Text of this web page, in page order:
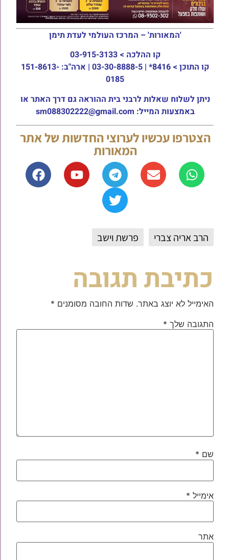
'המאורות' – המרכז העולמי לעדת תימן
קו ההלכה > 03-915-3133
קו התוכן >
8416* | 03-30-8888-5 | ארה"ב: 151-8613-
0185
ניתן לשלוח שאלות לרבני בית ההוראה גם דרך האתר או
באמצעות המייל: sm088302222@gmail.com
הצטרפו עכשיו לערוצי החדשות של אתר
המאורות
הרב אריה צברי פרשת וישב
כתיבת תגובה
האימייל לא יוצג באתר. שדות החובה מסומנים *
התגובה שלך *
שם *
אימייל *
אתר